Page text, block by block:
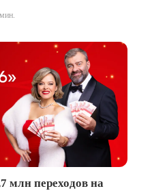
млн переходов на